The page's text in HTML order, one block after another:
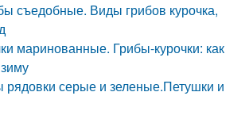
съедобные. Виды грибов курочка,
маринованные. Грибы-курочки: как
рядовки серые и зеленые.Петушки и